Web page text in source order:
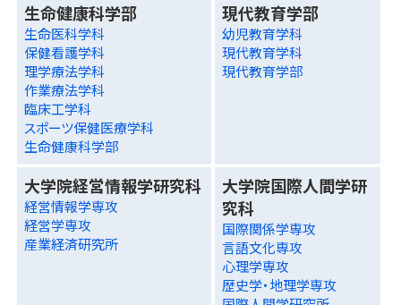
生命健康科学部
生命医科学科
保健看護学科
理学療法学科
作業療法学科
臨床工学科
スポーツ保健医療学科
生命健康科学部
現代教育学部
幼児教育学科
現代教育学科
現代教育学部
大学院経営情報学研究科
経営情報学専攻
経営学専攻
産業経済研究所
大学院国際人間学研
究科
国際関係学専攻
言語文化専攻
心理学専攻
歴史学・地理学専攻